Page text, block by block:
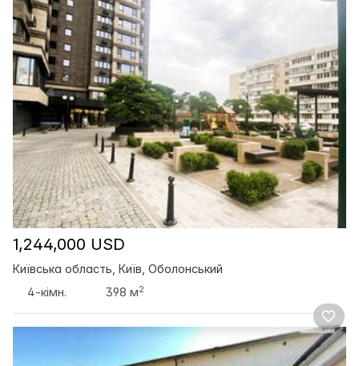
1,244,000 USD
Київська область, Київ, Оболонський
4-кімн.
398 м2